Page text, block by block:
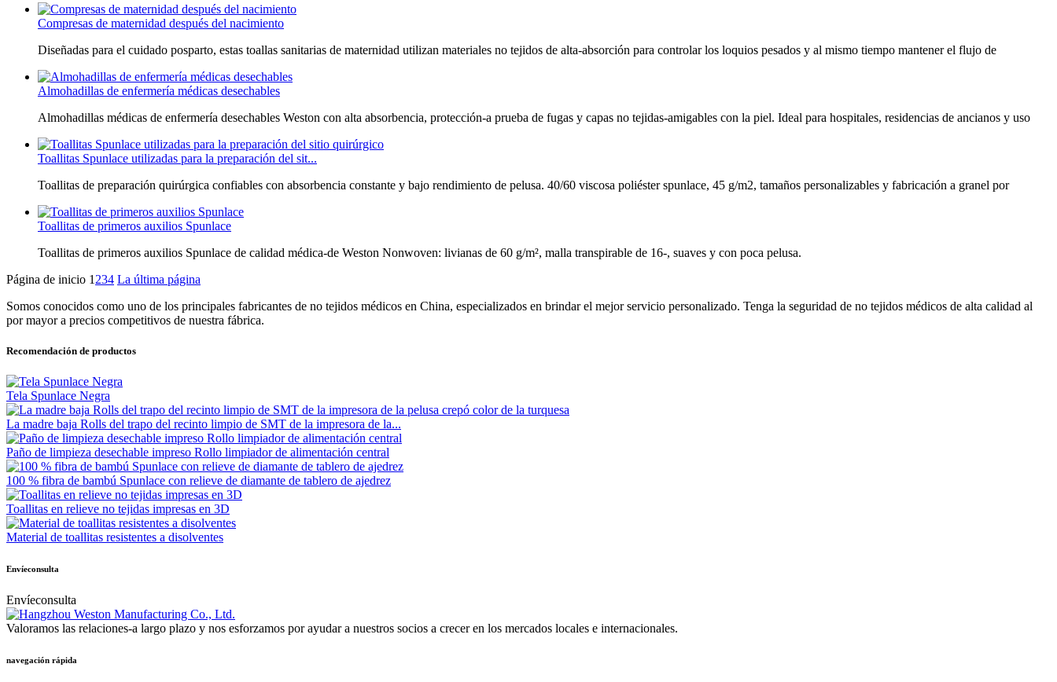
Compresas de maternidad después del nacimiento
Diseñadas para el cuidado posparto, estas toallas sanitarias de maternidad utilizan materiales no tejidos de alta-absorción para controlar los loquios pesados ​​y al mismo tiempo mantener el flujo de
Almohadillas de enfermería médicas desechables
Almohadillas médicas de enfermería desechables Weston con alta absorbencia, protección-a prueba de fugas y capas no tejidas-amigables con la piel. Ideal para hospitales, residencias de ancianos y uso
Toallitas Spunlace utilizadas para la preparación del sit...
Toallitas de preparación quirúrgica confiables con absorbencia constante y bajo rendimiento de pelusa. 40/60 viscosa poliéster spunlace, 45 g/m2, tamaños personalizables y fabricación a granel por
Toallitas de primeros auxilios Spunlace
Toallitas de primeros auxilios Spunlace de calidad médica-de Weston Nonwoven: livianas de 60 g/m², malla transpirable de 16-, suaves y con poca pelusa.
Página de inicio 1 234 La última página
Somos conocidos como uno de los principales fabricantes de no tejidos médicos en China, especializados en brindar el mejor servicio personalizado. Tenga la seguridad de no tejidos médicos de alta calidad al
por mayor a precios competitivos de nuestra fábrica.
Recomendación de productos
Tela Spunlace Negra
La madre baja Rolls del trapo del recinto limpio de SMT de la impresora de la...
Paño de limpieza desechable impreso Rollo limpiador de alimentación central
100 % fibra de bambú Spunlace con relieve de diamante de tablero de ajedrez
Toallitas en relieve no tejidas impresas en 3D
Material de toallitas resistentes a disolventes
Envíeconsulta
Envíeconsulta
Valoramos las relaciones-a largo plazo y nos esforzamos por ayudar a nuestros socios a crecer en los mercados locales e internacionales.
navegación rápida